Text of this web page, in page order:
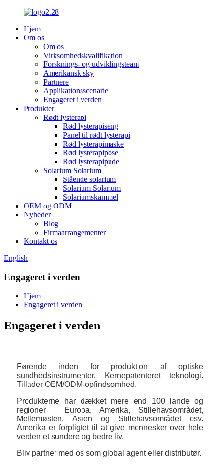
Hjem
Om os
Om os
Virksomhedskvalifikation
Forsknings- og udviklingsteam
Amerikansk sky
Partnere
Applikationsscenarie
Engageret i verden
Produkter
Rødt lysterapi
Rød lysterapiseng
Panel til rødt lysterapi
Rød lysterapimaske
Rød lysterapipose
Rød lysterapipude
Solarium Solarium
Stående solarium
Solarium Solarium
Solariumskammel
OEM og ODM
Nyheder
Blog
Firmaarrangementer
Kontakt os
English
Engageret i verden
Hjem
Engageret i verden
Engageret i verden
Førende inden for produktion af optiske
sundhedsinstrumenter. Kernepatenteret teknologi.
Tillader OEM/ODM-opfindsomhed.
Produkterne har dækket mere end 100 lande og
regioner i Europa, Amerika, Stillehavsområdet,
Mellemøsten, Asien og Stillehavsområdet osv.
Amerika er forpligtet til at give mennesker over hele
verden et sundere og bedre liv.
Bliv partner med os som global agent eller distributør.